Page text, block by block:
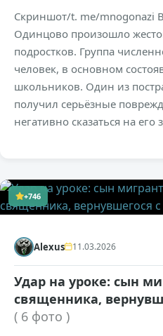
Скриншот/t. me/mnogonazi
Одинцово произошло
подростков. Группа
человек, в основном
школьников. Один из
получил серьёзные
негативно сказаться на
+746
Alexus 11.03.2026
Удар на уроке: сын
священника,
( 6 фото )